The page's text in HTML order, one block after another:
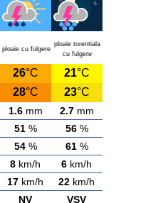
ploaie cu fulgere
ploaie torentiala
cu fulgere
26°C 21°C
28°C 23°C
1.6mm 2.7mm
51% 56%
54% 61%
8 km/h 6 km/h
17 km/h 22 km/h
NV VSV